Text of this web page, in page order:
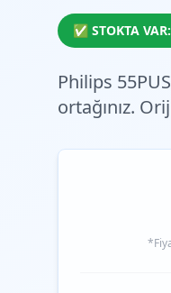
✅ STOKTA VAR:
Philips
ortağınız.